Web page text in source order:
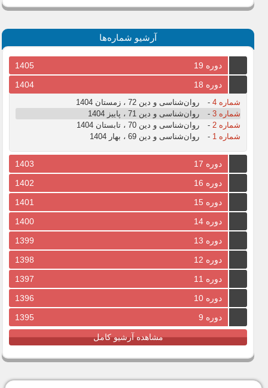
آرشیو شماره‌ها
دوره 19
1405
دوره 18
1404
شماره 4 -
روان‌شناسی و دین 72 ، زمستان 1404
شماره 3
-
روان‌شناسی و دین 71 ، پاییز 1404
شماره 2
-
روان‌شناسی و دین 70 ، تابستان 1404
شماره 1
- روان‌شناسی و دین 69 ، بهار 1404
دوره 17
1403
دوره 16
1402
دوره 15
1401
دوره 14
1400
دوره 13
1399
دوره 12
1398
دوره 11
1397
دوره 10
1396
دوره 9
1395
مشاهده آرشیو کامل